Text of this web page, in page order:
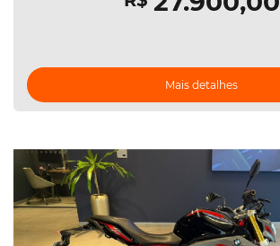
Mais detalhes